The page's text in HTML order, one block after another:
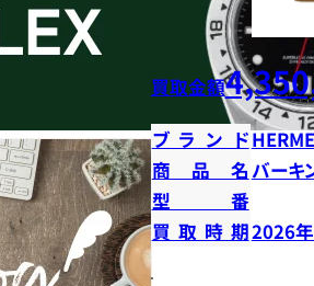
買取金額
ブランド
商品名 バーキ
型番
買取時期2026